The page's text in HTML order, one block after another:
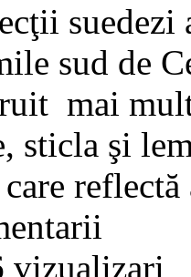
suedezi
sud de
mai
sticla şi
vizualizari